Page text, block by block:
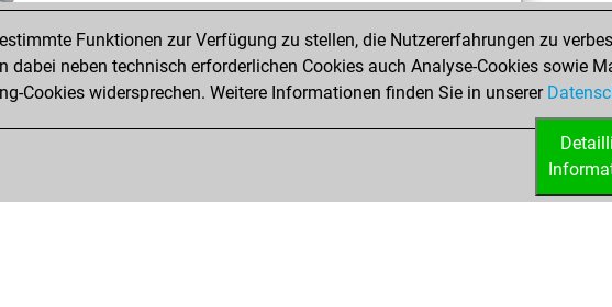
You played 54 blitz games
Play
You scored +28 =5 -21 in blitz
Funktionen zur Verfügung zu stellen, die Nutzererfahrungen zu
neben technisch erforderlichen Cookies auch Analyse-Cookies sowie
Cookies widersprechen. Weitere Informationen finden Sie in unserer